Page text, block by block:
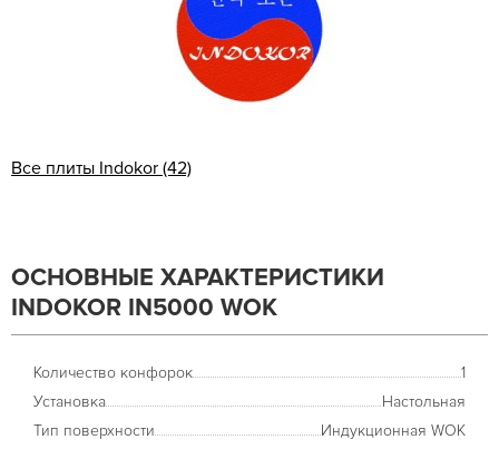
Все плиты Indokor (42)
ОСНОВНЫЕ ХАРАКТЕРИСТИКИ
INDOKOR IN5000 WOK
Количество конфорок
1
Установка
Настольная
Тип поверхности
Индукционная WOK